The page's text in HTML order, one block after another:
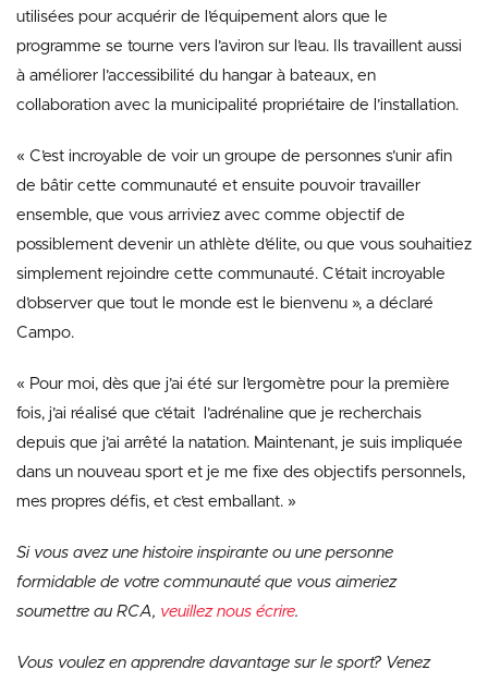
utilisées pour acquérir de l’équipement alors que le
programme se tourne vers l’aviron sur l’eau. Ils travaillent aussi
à améliorer l’accessibilité du hangar à bateaux, en
collaboration avec la municipalité propriétaire de l’installation.
« C’est incroyable de voir un groupe de personnes s’unir afin
de bâtir cette communauté et ensuite pouvoir travailler
ensemble, que vous arriviez avec comme objectif de
possiblement devenir un athlète d’élite, ou que vous souhaitiez
simplement rejoindre cette communauté. C’était incroyable
d’observer que tout le monde est le bienvenu », a déclaré
Campo.
« Pour moi, dès que j’ai été sur l’ergomètre pour la première
fois, j’ai réalisé que c’était l’adrénaline que je recherchais
depuis que j’ai arrêté la natation. Maintenant, je suis impliquée
dans un nouveau sport et je me fixe des objectifs personnels,
mes propres défis, et c’est emballant. »
Si vous avez une histoire inspirante ou une personne
formidable de votre communauté que vous aimeriez
soumettre au RCA, veuillez nous écrire.
Vous voulez en apprendre davantage sur le sport? Venez